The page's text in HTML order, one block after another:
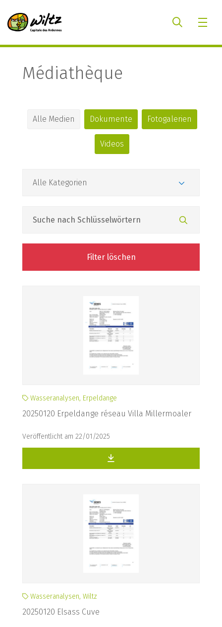
Médiathèque
Alle Medien Dokumente Fotogalerien
Videos
Filter löschen
Wasseranalysen, Erpeldange
20250120 Erpeldange réseau Villa Millermoaler
Veröffentlicht am 22/01/2025
Wasseranalysen, Wiltz
20250120 Elsass Cuve